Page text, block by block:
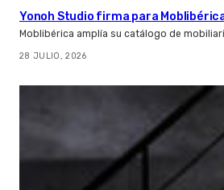
Yonoh Studio firma para
Moblibérica amplía su catálogo de
28 JULIO, 2026